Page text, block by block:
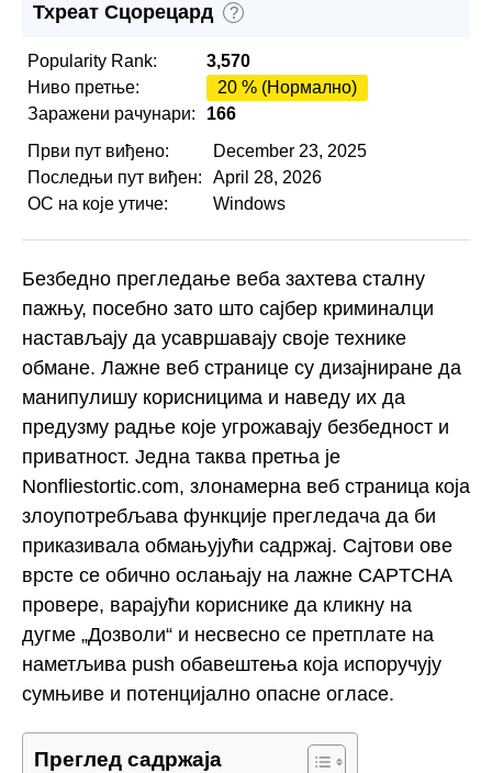
Тхреат Сцорецард ?
Popularity Rank:
3,570
Ниво претње:
20 % (Нормално)
Заражени рачунари:
166
Први пут виђено:
December 23, 2025
Последњи пут виђен:
April 28, 2026
ОС на које утиче:
Windows
Безбедно прегледање веба захтева сталну
пажњу, посебно зато што сајбер криминалци
настављају да усавршавају своје технике
обмане. Лажне веб странице су дизајниране да
манипулишу корисницима и наведу их да
предузму радње које угрожавају безбедност и
приватност. Једна таква претња је
Nonfliestortic.com, злонамерна веб страница која
злоупотребљава функције прегледача да би
приказивала обмањујући садржај. Сајтови ове
врсте се обично ослањају на лажне CAPTCHA
провере, варајући кориснике да кликну на
дугме „Дозволи“ и несвесно се претплате на
наметљива push обавештења која испоручују
сумњиве и потенцијално опасне огласе.
Преглед садржаја